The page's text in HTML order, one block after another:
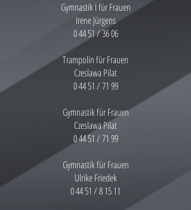
Gymnastik I für Frauen
Irene Jürgens
0 44 51 / 36 06
Trampolin für Frauen
Czeslawa Pilat
0 44 51 / 71 99
Gymnastik für Frauen
Czeslawa Pilat
0 44 51 / 71 99
Gymnastik für Frauen
Ulrike Friedek
0 44 51 / 8 15 11